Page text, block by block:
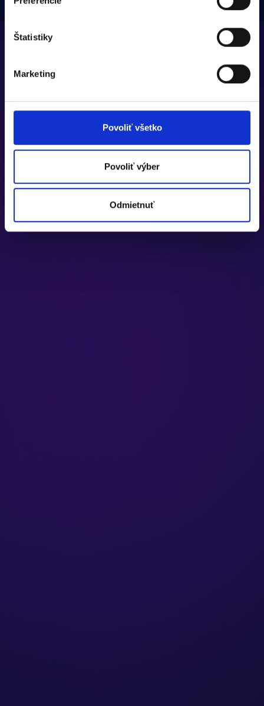
Štatistiky
Marketing
Povoliť všetko
Povoliť výber
Odmietnuť